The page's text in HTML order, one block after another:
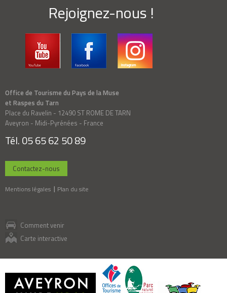
Rejoignez-nous !
Office de Tourisme du Pays de la Muse
et Raspes du Tarn
Place du Ravelin - 12490 ST ROME DE TARN
Aveyron - Midi-Pyrénées - France
Tél. 05 65 62 50 89
Contactez-nous
Mentions légales Plan du site
Comment venir
Carte interactive